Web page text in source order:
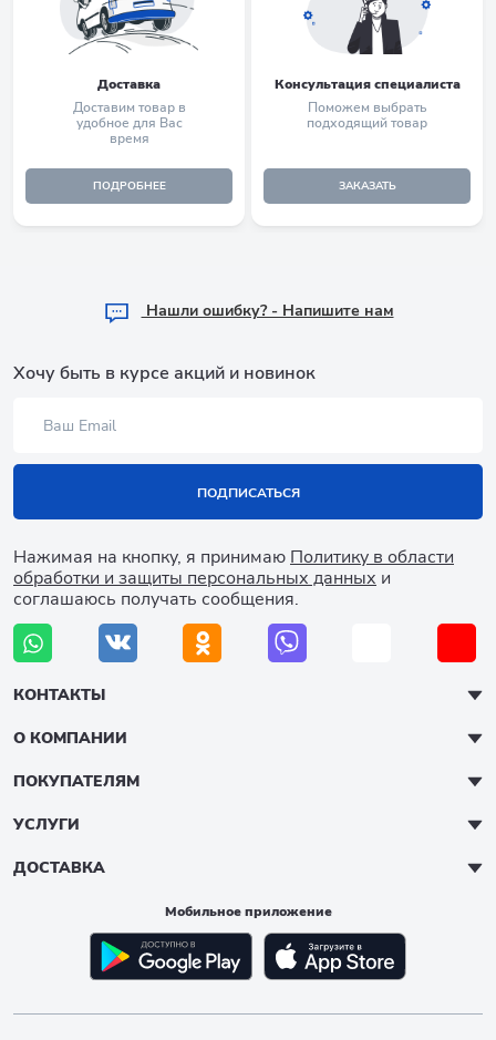
Доставка
Доставим товар в
удобное для Вас
время
ПОДРОБНЕЕ
Консультация специалиста
Поможем выбрать
подходящий товар
ЗАКАЗАТЬ
Hашли ошибку? - Напишите нам
Хочу быть в курсе акций и новинок
ПОДПИСАТЬСЯ
Нажимая на кнопку, я принимаю Политику в области
обработки и защиты персональных данных и
соглашаюсь получать сообщения.
КОНТАКТЫ
О КОМПАНИИ
ПОКУПАТЕЛЯМ
УСЛУГИ
ДОСТАВКА
Мобильное приложение